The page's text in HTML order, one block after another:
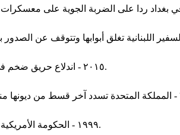
٢٠١٥ - اندلاع حريق ضخم في فندق العنوان داون تاون في مدينة دبي.
١٩٩٩ - الحكومة الأمريكية تسلم إدارة قناة بنما إلى الحكومة البنمية.